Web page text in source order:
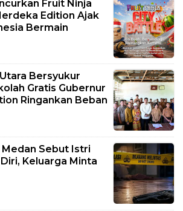
Fruit Ninja
Edition Ajak
Bermain
Bersyukur
Gratis Gubernur
Ringankan Beban
Sebut Istri
Keluarga Minta